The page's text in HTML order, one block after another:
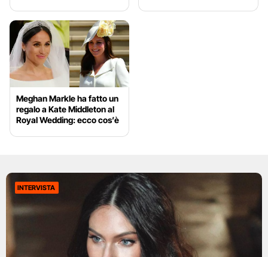
Meghan Markle ha fatto un
regalo a Kate Middleton al
Royal Wedding: ecco cos’è
INTERVISTA